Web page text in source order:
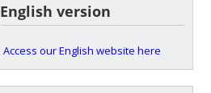
English version
Access our English website here